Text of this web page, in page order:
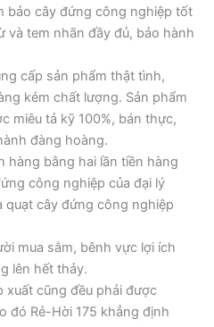
bảo cây đứng công nghiệp tốt
và tem nhãn đầy đủ, bảo hành
cấp sản phẩm thật tình,
kém chất lượng. Sản phẩm
miêu tả kỹ 100%, bán thực,
đàng hoàng.
hàng bằng hai lần tiền hàng
công nghiệp của đại lý
quạt cây đứng công nghiệp
mua sắm, bênh vực lợi ích
lên hết thảy.
xuất cũng đều phải được
đó Rẻ-Hời 175 khẳng định